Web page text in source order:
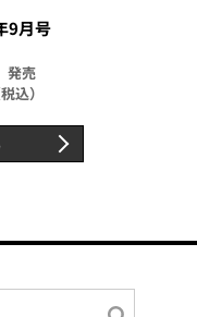
9月号
発売
込）